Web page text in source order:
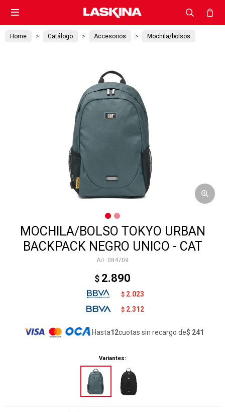

Home Catálogo Accesorios Mochila/bolsos
MOCHILA/BOLSO TOKYO URBAN
BACKPACK NEGRO UNICO - CAT
084709
$ 2.890
$ 2.023
$ 2.312
Hasta12cuotas sin recargo de$ 241
Variantes: